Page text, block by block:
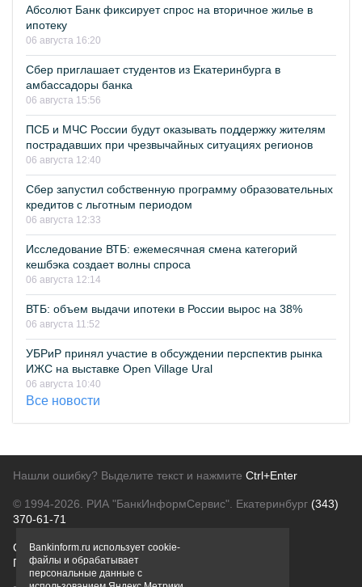
Абсолют Банк фиксирует спрос на вторичное жилье в
ипотеку
06 августа 16:20
Сбер приглашает студентов из Екатеринбурга в
амбассадоры банка
06 августа 15:56
ПСБ и МЧС России будут оказывать поддержку жителям
пострадавших при чрезвычайных ситуациях регионов
06 августа 12:40
Сбер запустил собственную программу образовательных
кредитов с льготным периодом
06 августа 12:33
Исследование ВТБ: ежемесячная смена категорий
кешбэка создает волны спроса
06 августа 12:14
ВТБ: объем выдачи ипотеки в России вырос на 38%
06 августа 11:52
УБРиР принял участие в обсуждении перспектив рынка
ИЖС на выставке Open Village Ural
06 августа 10:40
Все новости
Нашли ошибку? Выделите текст и нажмите Ctrl+Enter
© 1994-2026. РИА "БанкИнформСервис". Екатеринбург (343)
370-61-71
О проектеПолитика конфиденциальности
Правовая информацияДля рекламодателей
Bankinform.ru использует cookie-
файлы и обрабатывает
персональные данные с